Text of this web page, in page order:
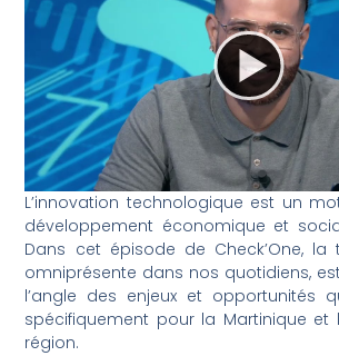
L’innovation technologique est un
développement économique et
Dans cet épisode de Check’One, la
omniprésente dans nos quotidiens,
l’angle des enjeux et opportunités
spécifiquement pour la Martinique et
région.